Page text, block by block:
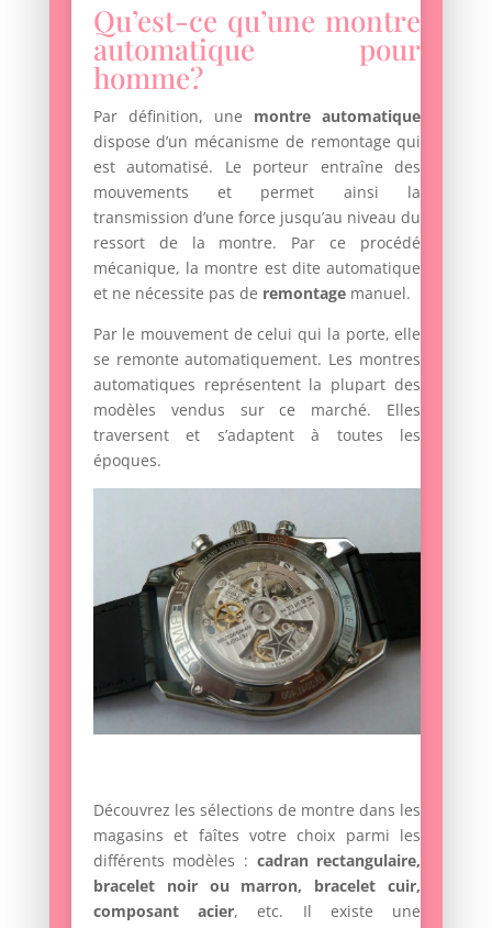
Qu’est-ce qu’une montre
automatique pour
homme?
Par définition, une montre automatique
dispose d’un mécanisme de remontage qui
est automatisé. Le porteur entraîne des
mouvements et permet ainsi la
transmission d’une force jusqu’au niveau du
ressort de la montre. Par ce procédé
mécanique, la montre est dite automatique
et ne nécessite pas de remontagemanuel.
Par le mouvement de celui qui la porte, elle
se remonte automatiquement. Les montres
automatiques représentent la plupart des
modèles vendus sur ce marché. Elles
traversent et s’adaptent à toutes les
époques.
Découvrez les sélections de montre dans les
magasins et faîtes votre choix parmi les
différents modèles : cadran rectangulaire,
bracelet noir ou marron, bracelet cuir,
composant acier, etc. Il existe une